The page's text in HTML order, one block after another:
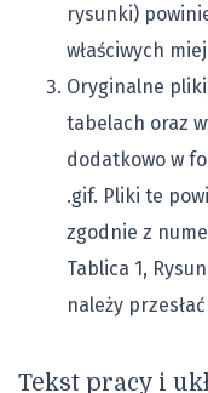
rysunki)
właściwych
Oryginalne
tabelach oraz
dodatkowo w
.gif. Pliki te
zgodnie z
Tablica 1,
należy
Tekst pracy i